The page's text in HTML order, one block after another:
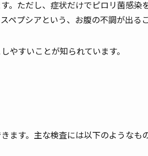
。ただし、症状だけでピロリ菌感染
ペプシアという、お腹の不調が出る
やすいことが知られています。
ます。主な検査には以下のようなも